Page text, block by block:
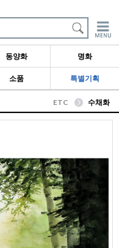
동양화 명화
소품 특별기획
ETC 수채화